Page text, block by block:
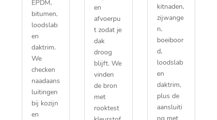
EPDM,
bitumen,
loodslab
en
daktrim.​
We
checken
naadaans
luitingen
bij kozijn
en
en
afvoerpu
t zodat je
dak
droog
blijft.​ We
vinden
de bron
met
rooktest
kitnaden,
zijwange
n,
boeiboor
d,
loodslab
en
daktrim,
plus de
aansluiti